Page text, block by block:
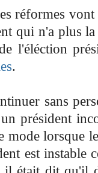
réformes
qui n'a plus
l'éléction
.
sans
président
mode lorsque
est instable